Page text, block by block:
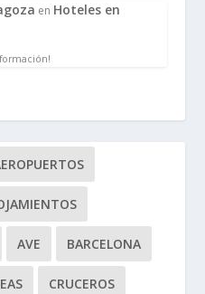
en Hoteles en
AVE BARCELONA
CRUCEROS